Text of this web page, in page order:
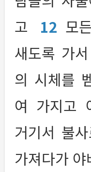
고
12 모
새도록 가
의 시체를
여 가지고
거기서 불
가져다가